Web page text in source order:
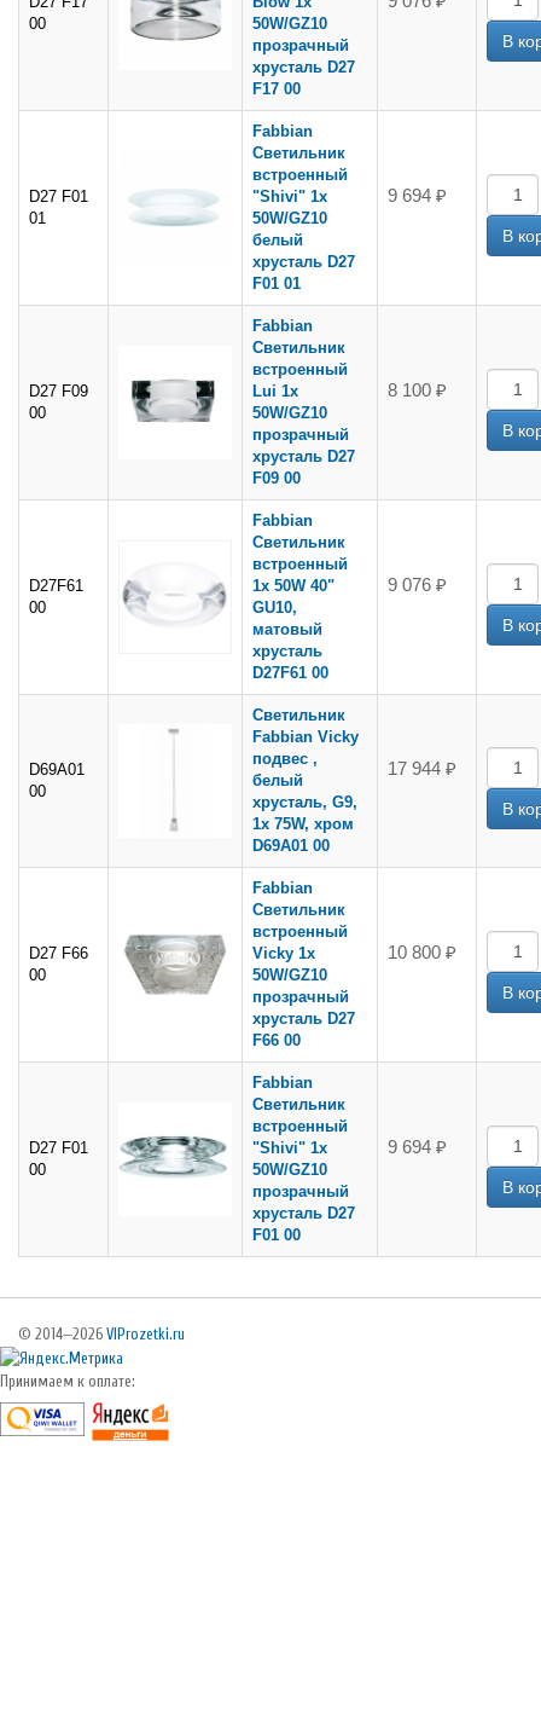
00
50W/GZ10
прозрачный
хрусталь D27
F17 00
D27 F01
01
Fabbian
Светильник
встроенный
"Shivi" 1х
50W/GZ10
белый
хрусталь D27
F01 01
9 694 ₽
D27 F09
00
Fabbian
Светильник
встроенный
Lui 1х
50W/GZ10
прозрачный
хрусталь D27
F09 00
8 100 ₽
D27F61
00
Fabbian
Светильник
встроенный
1х 50W 40"
GU10,
матовый
хрусталь
D27F61 00
9 076 ₽
D69A01
00
Светильник
Fabbian Vicky
подвес ,
белый
хрусталь, G9,
1x 75W, хром
D69A01 00
17 944 ₽
D27 F66
00
Fabbian
Светильник
встроенный
Vicky 1х
50W/GZ10
прозрачный
хрусталь D27
F66 00
10 800 ₽
D27 F01
00
Fabbian
Светильник
встроенный
"Shivi" 1х
50W/GZ10
прозрачный
хрусталь D27
F01 00
9 694 ₽
© 2014—2026 VIProzetki.ru
Принимаем к оплате: